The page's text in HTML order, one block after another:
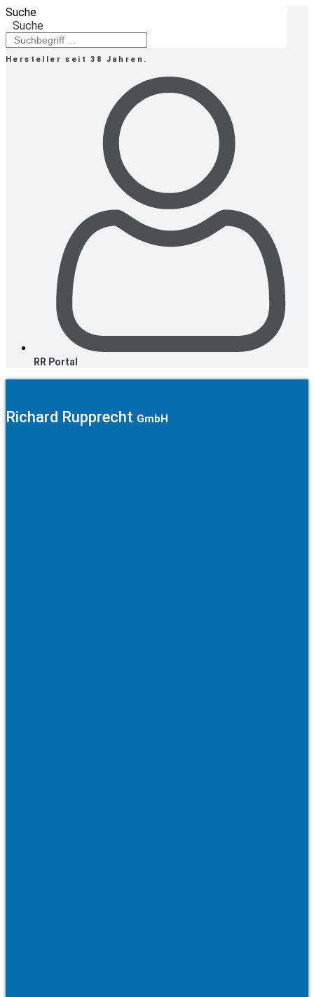
Zum
Inhalt
springen
Suche
Suche
Hersteller seit 38 Jahren.
RR Portal
Richard Rupprecht GmbH